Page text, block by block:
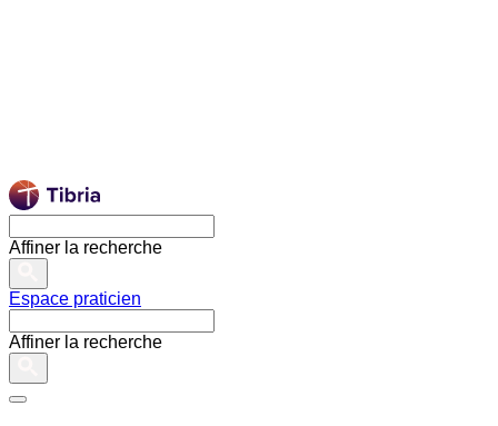
Affiner la recherche
Espace praticien
Affiner la recherche